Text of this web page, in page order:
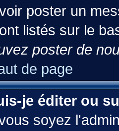
poster un
listés sur le
poster de
de page
je éditer ou
soyez